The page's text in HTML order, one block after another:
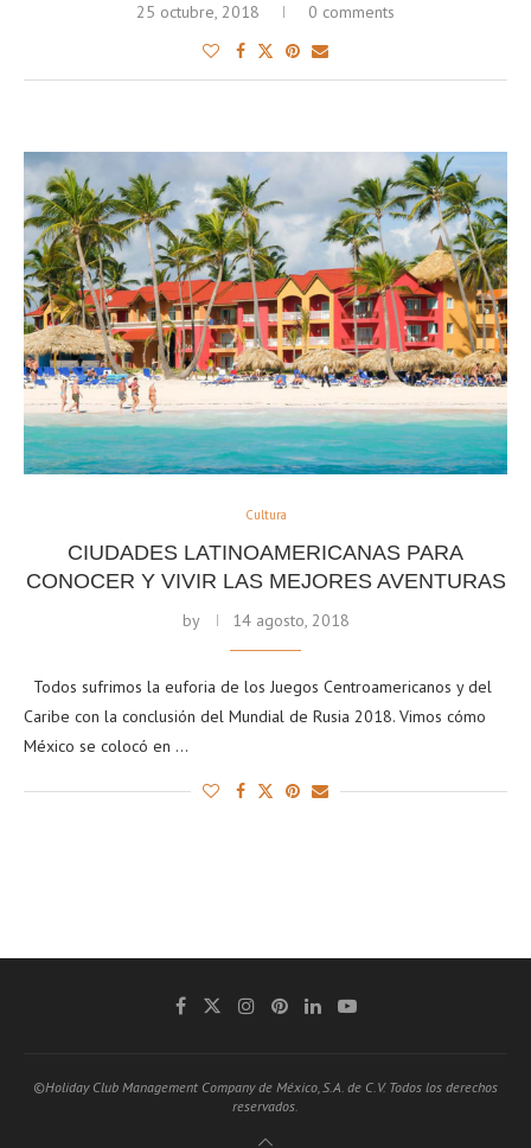
25 octubre, 2018 0 comments
Cultura
CIUDADES LATINOAMERICANAS PARA
CONOCER Y VIVIR LAS MEJORES AVENTURAS
by 14 agosto, 2018
Todos sufrimos la euforia de los Juegos Centroamericanos y del
Caribe con la conclusión del Mundial de Rusia 2018. Vimos cómo
México se colocó en …
©Holiday Club Management Company de México, S.A. de C.V. Todos los derechos
reservados.